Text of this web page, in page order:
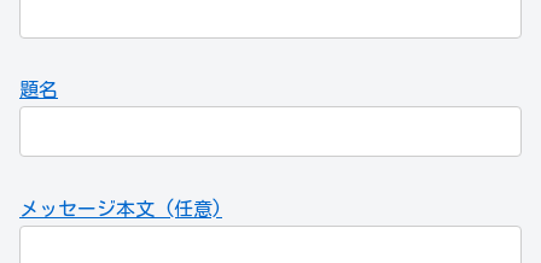
題名
メッセージ本文 (任意)